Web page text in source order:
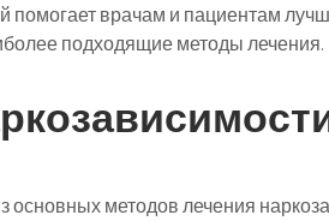
помогает врачам и пациентам
подходящие методы лечения.
основных методов лечения